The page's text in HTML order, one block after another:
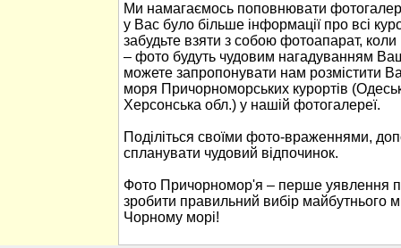
Ми намагаємось поповнювати
у Вас було більше інформації про всі
забудьте взяти з собою фотоапарат,
– фото будуть чудовим нагадуванням
можете запропонувати нам розмістити
моря Причорноморських курортів
Херсонська обл.) у нашій фотогалереї.
Поділіться своїми фото-враженнями,
спланувати чудовий відпочинок.
Фото Причорномор'я – перше уявлення
зробити правильний вибір майбутнього
Чорному морі!